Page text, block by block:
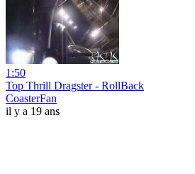
1:50
Top Thrill Dragster - RollBack
CoasterFan
il y a 19 ans